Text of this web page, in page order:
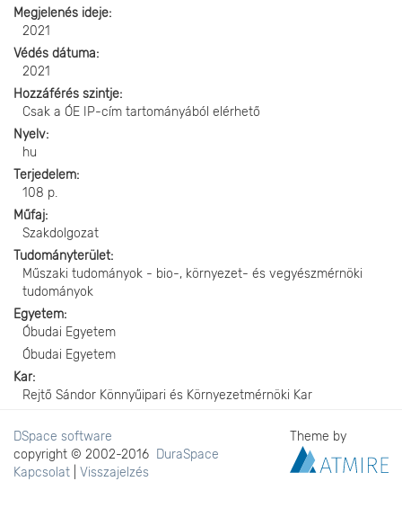
Megjelenés ideje
2021
Védés dátuma
2021
Hozzáférés szintje
Csak a ÓE IP-cím tartományából elérhető
Nyelv
hu
Terjedelem
108 p.
Műfaj
Szakdolgozat
Tudományterület
Műszaki tudományok - bio-, környezet- és vegyészmérnöki
tudományok
Egyetem
Óbudai Egyetem
Óbudai Egyetem
Kar
Rejtő Sándor Könnyűipari és Környezetmérnöki Kar
DSpace software
copyright © 2002-2016 DuraSpace
Kapcsolat
Visszajelzés
Theme by